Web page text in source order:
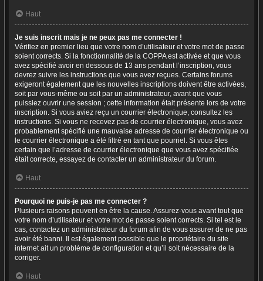
Haut
Je suis inscrit mais je ne peux pas me connecter !
Vérifiez en premier lieu que votre nom d’utilisateur et votre mot de passe
soient corrects. Si la fonctionnalité de la COPPA est activée et que vous
avez spécifié avoir en dessous de 13 ans pendant l’inscription, vous
devrez suivre les instructions que vous avez reçues. Certains forums
exigeront également que les nouvelles inscriptions doivent être activées,
soit par vous-même ou soit par un administrateur, avant que vous
puissiez ouvrir une session ; cette information était présente lors de votre
inscription. Si vous aviez reçu un courrier électronique, consultez les
instructions. Si vous ne recevez pas de courrier électronique, vous avez
probablement spécifié une mauvaise adresse de courrier électronique ou
le courrier électronique a été filtré en tant que pourriel. Si vous êtes
certain que l’adresse de courrier électronique que vous avez spécifiée
était correcte, essayez de contacter un administrateur du forum.
Haut
Pourquoi ne puis-je pas me connecter ?
Plusieurs raisons peuvent en être la cause. Assurez-vous avant tout que
votre nom d’utilisateur et votre mot de passe soient corrects. Si tel est le
cas, contactez un administrateur du forum afin de vous assurer de ne pas
avoir été banni. Il est également possible que le propriétaire du site
internet ait un problème de configuration et qu’il soit nécessaire de la
corriger.
Haut